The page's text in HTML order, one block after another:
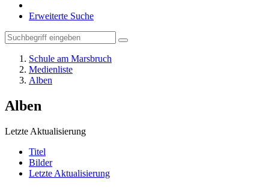
Erweiterte Suche
Schule am Marsbruch
Medienliste
Alben
Alben
Letzte Aktualisierung
Titel
Bilder
Letzte Aktualisierung